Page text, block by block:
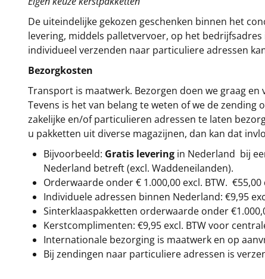
De uiteindelijke gekozen geschenken binnen het
levering, middels palletvervoer, op het
individueel verzenden naar particuliere adressen
Bezorgkosten
Transport is maatwerk. Bezorgen doen we graag
Tevens is het van belang te weten of we de
zakelijke en/of particulieren adressen te laten
u pakketten uit diverse magazijnen, dan kan dat
Bijvoorbeeld: Gratis levering in Nederland bij
Nederland betreft (excl. Waddeneilanden).
Orderwaarde onder € 1.000,00 excl. BTW. €55,00
Individuele adressen binnen Nederland: €9,95
Sinterklaaspakketten orderwaarde onder €
Kerstcomplimenten: €9,95 excl. BTW voor
Internationale bezorging is maatwerk en op
Bij zendingen naar particuliere adressen is